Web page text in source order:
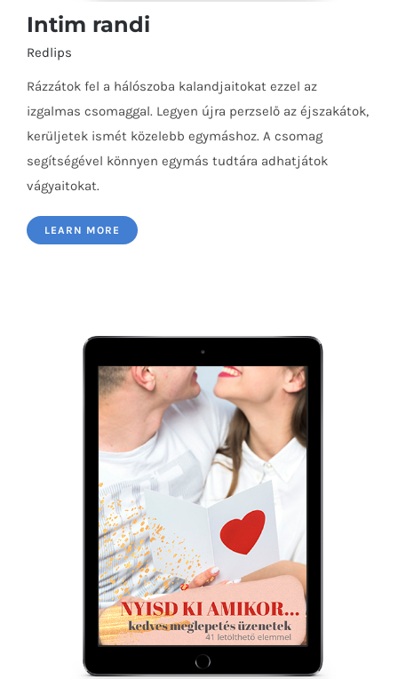
Intim randi
Redlips
Rázzátok fel a hálószoba kalandjaitokat ezzel az
izgalmas csomaggal. Legyen újra perzselő az éjszakátok,
kerüljetek ismét közelebb egymáshoz. A csomag
segítségével könnyen egymás tudtára adhatjátok
vágyaitokat.
LEARN MORE